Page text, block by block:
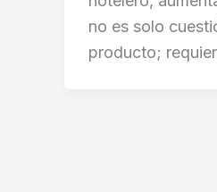
no es solo
producto;